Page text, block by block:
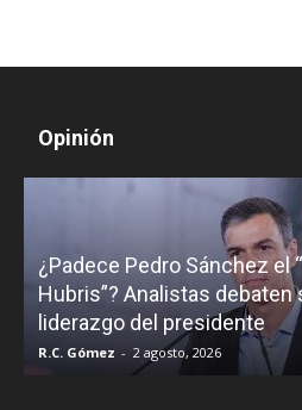
Opinión
¿Padece Pedro Sánchez el
Hubris”? Analistas
liderazgo del presidente
R.C. Gómez - 2 agosto, 2026